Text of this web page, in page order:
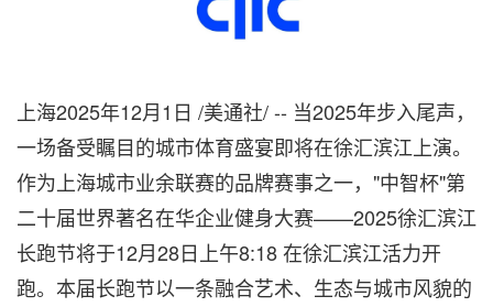
上海2025年12月1日 /美通社/ -- 当2025年步入尾声，
一场备受瞩目的城市体育盛宴即将在徐汇滨江上演。
作为上海城市业余联赛的品牌赛事之一，"中智杯"第
二十届世界著名在华企业健身大赛——2025徐汇滨江
长跑节将于12月28日上午8:18 在徐汇滨江活力开
跑。本届长跑节以一条融合艺术、生态与城市风貌的